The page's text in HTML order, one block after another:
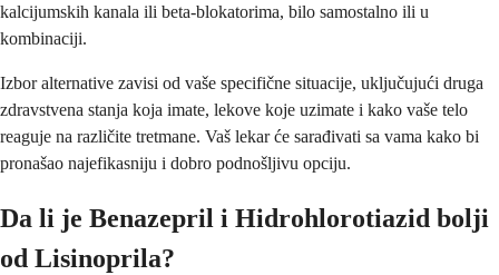
kalcijumskih kanala ili beta-blokatorima, bilo samostalno ili u
kombinaciji.
Izbor alternative zavisi od vaše specifične situacije, uključujući druga
zdravstvena stanja koja imate, lekove koje uzimate i kako vaše telo
reaguje na različite tretmane. Vaš lekar će sarađivati sa vama kako bi
pronašao najefikasniju i dobro podnošljivu opciju.
Da li je Benazepril i Hidrohlorotiazid bolji
od Lisinoprila?